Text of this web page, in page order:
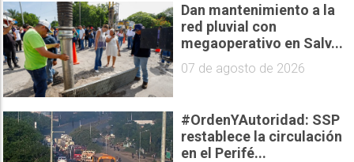
Dan mantenimiento a la
red pluvial con
megaoperativo en Salv...
07 de agosto de 2026
#OrdenYAutoridad: SSP
restablece la circulación
en el Perifé...